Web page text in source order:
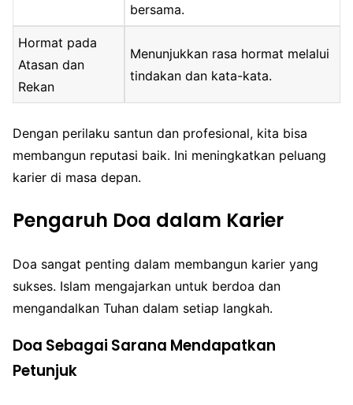
bersama.
Hormat pada
Atasan dan
Rekan
Menunjukkan rasa hormat melalui
tindakan dan kata-kata.
Dengan perilaku santun dan profesional, kita bisa
membangun reputasi baik. Ini meningkatkan peluang
karier di masa depan.
Pengaruh Doa dalam Karier
Doa sangat penting dalam membangun karier yang
sukses. Islam mengajarkan untuk berdoa dan
mengandalkan Tuhan dalam setiap langkah.
Doa Sebagai Sarana Mendapatkan
Petunjuk